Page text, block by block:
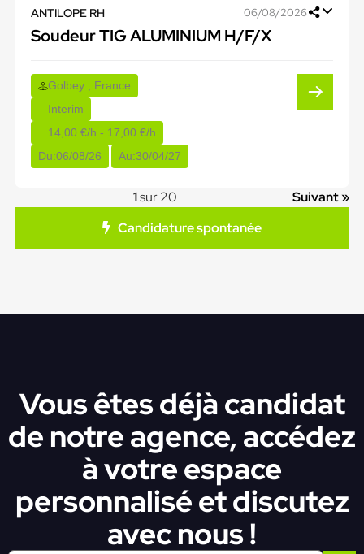
ANTILOPE RH 06/08/2026
Soudeur TIG ALUMINIUM H/F/X
Golbey , France
Interim
14,00 €/h - 17,00 €/h
Du:06/08/26 Au:30/04/27
1sur 20
Suivant »
Candidature spontanée
Vous êtes déjà candidat
de notre agence, accédez
à votre espace
personnalisé et discutez
avec nous !